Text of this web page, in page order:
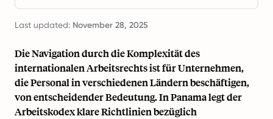
Last updated: November 28, 2025
Die Navigation durch die Komplexität des
internationalen Arbeitsrechts ist für Unternehmen,
die Personal in verschiedenen Ländern beschäftigen,
von entscheidender Bedeutung. In Panama legt der
Arbeitskodex klare Richtlinien bezüglich